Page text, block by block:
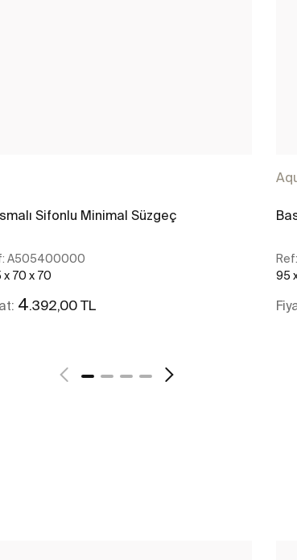
Sifonlu Minimal Süzgeç
A505400000
x 70 x 70
4 .392,00 TL
Ref:
95